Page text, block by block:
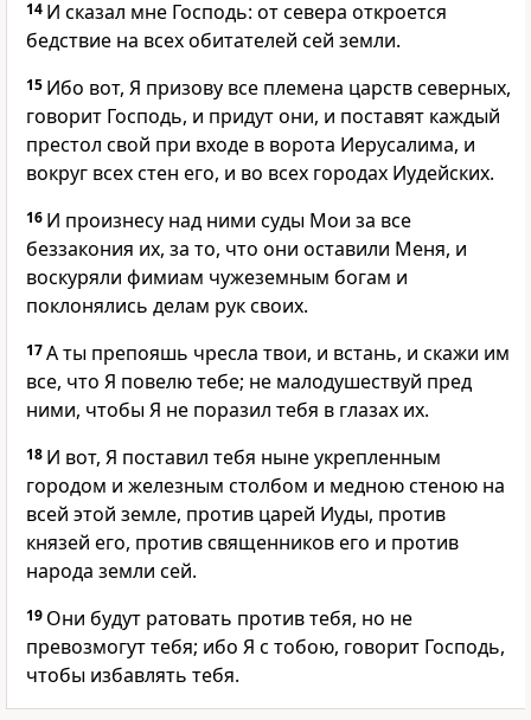
14 И сказал мне Господь: от севера откроется
бедствие на всех обитателей сей земли.
15 Ибо вот, Я призову все племена царств северных,
говорит Господь, и придут они, и поставят каждый
престол свой при входе в ворота Иерусалима, и
вокруг всех стен его, и во всех городах Иудейских.
16 И произнесу над ними суды Мои за все
беззакония их, за то, что они оставили Меня, и
воскуряли фимиам чужеземным богам и
поклонялись делам рук своих.
17А ты препояшь чресла твои, и встань, и скажи им
все, что Я повелю тебе; не малодушествуй пред
ними, чтобы Я не поразил тебя в глазах их.
18 И вот, Я поставил тебя ныне укрепленным
городом и железным столбом и медною стеною на
всей этой земле, против царей Иуды, против
князей его, против священников его и против
народа земли сей.
19 Они будут ратовать против тебя, но не
превозмогут тебя; ибо Я с тобою, говорит Господь,
чтобы избавлять тебя.